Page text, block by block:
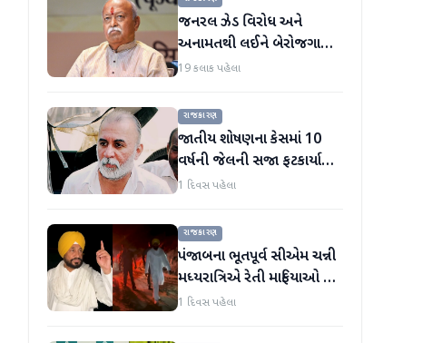
જનરલ ઝેડ વિરોધ અને
અનામતથી લઈને બેરોજગારી
સુધી, મોહન ભાગવતે બધા
19 કલાક પહેલા
રાજકારણ
જાતીય શોષણના કેસમાં 10
વર્ષની જેલની સજા ફટકાર્યા
બાદ તરુણ તેજપાલનું પહેલું
1 દિવસ પહેલા
રાજકારણ
પંજાબના ભૂતપૂર્વ સીએમ ચન્ની
મધ્યરાત્રિએ રેતી માફિયાઓ પર
દરોડા પાડવા નીકળ્યા
1 દિવસ પહેલા